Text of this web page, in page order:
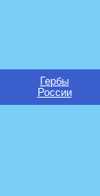
Гербы
России